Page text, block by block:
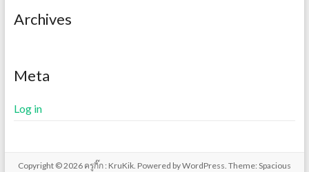
Archives
Meta
Log in
Copyright © 2026 ครูกิ๊ก : KruKik. Powered byWordPress. Theme: Spacious